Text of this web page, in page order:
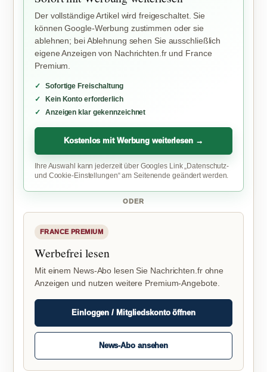
Der vollständige Artikel wird freigeschaltet. Sie
können Google-Werbung zustimmen oder sie
ablehnen; bei Ablehnung sehen Sie ausschließlich
eigene Anzeigen von Nachrichten.fr und France
Premium.
Sofortige Freischaltung
Kein Konto erforderlich
Anzeigen klar gekennzeichnet
Kostenlos mit Werbung weiterlesen →
Ihre Auswahl kann jederzeit über Googles Link „Datenschutz-
und Cookie-Einstellungen“ am Seitenende geändert werden.
ODER
FRANCE PREMIUM
Werbefrei lesen
Mit einem News-Abo lesen Sie Nachrichten.fr ohne
Anzeigen und nutzen weitere Premium-Angebote.
Einloggen / Mitgliedskonto öffnen
News-Abo ansehen